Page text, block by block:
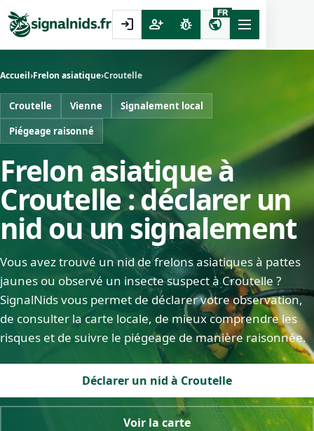
login person_add pest_control public
FR
Accueil›Frelon asiatique›Croutelle
Croutelle Vienne
Signalement local
Piégeage raisonné
Frelon asiatique à
Croutelle : déclarer un
nid ou un signalement
Vous avez trouvé un nid de frelons asiatiques à pattes
jaunes ou observé un insecte suspect à Croutelle ?
SignalNids vous permet de déclarer votre observation,
de consulter la carte locale, de mieux comprendre les
risques et de suivre le piégeage de manière raisonnée.
Déclarer un nid à Croutelle
Voir la carte